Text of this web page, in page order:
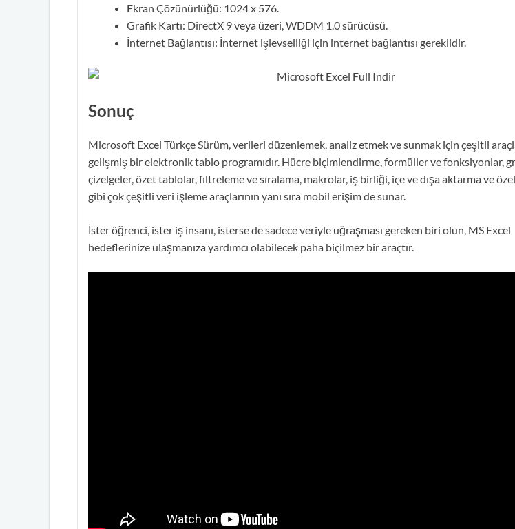
Ekran Çözünürlüğü: 1024 x 576.
Grafik Kartı: DirectX 9 veya üzeri, WDDM 1.0 sürücüsü.
İnternet Bağlantısı: İnternet işlevselliği için internet bağlantısı gereklidir.
Sonuç
Microsoft Excel Türkçe Sürüm, verileri düzenlemek, analiz etmek ve sunmak için çeşitli
gelişmiş bir elektronik tablo programıdır. Hücre biçimlendirme, formüller ve fonksiyonlar,
çizelgeler, özet tablolar, filtreleme ve sıralama, makrolar, iş birliği, içe ve dışa aktarma ve
gibi çok çeşitli veri işleme araçlarının yanı sıra mobil erişim de sunar.
İster öğrenci, ister iş insanı, isterse de sadece veriyle uğraşması gereken biri olun, MS Excel
hedeflerinize ulaşmanıza yardımcı olabilecek paha biçilmez bir araçtır.